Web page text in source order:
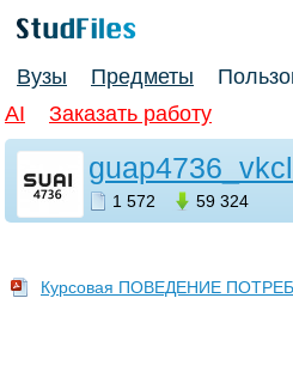
Вузы Предметы
AI
Заказать работу
1 572 59 324
Курсовая ПОВЕДЕНИЕ